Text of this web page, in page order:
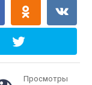
Просмотры